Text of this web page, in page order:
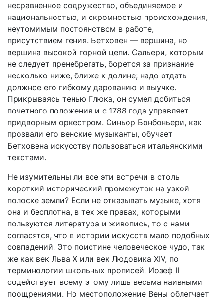
несравненное содружество, объединяемое и
национальностью, и скромностью происхождения,
неутомимым постоянством в работе,
присутствием гения. Бетховен — вершина, но
вершина высокой горной цепи. Сальери, которым
не следует пренебрегать, борется за признание
несколько ниже, ближе к долине; надо отдать
должное его гибкому дарованию и выучке.
Прикрываясь тенью Глюка, он сумел добиться
почетного положения и с 1788 года управляет
придворным оркестром. Синьор Бонбоньери, как
прозвали его венские музыканты, обучает
Бетховена искусству пользоваться итальянскими
текстами.
Не изумительны ли все эти встречи в столь
короткий исторический промежуток на узкой
полоске земли? Если не отказывать музыке, хотя
она и бесплотна, в тех же правах, которыми
пользуются литература и живопись, то с нами
согласятся, что в истории искусств мало подобных
совпадений. Это поистине человеческое чудо, так
же как век Льва X или век Людовика XIV, по
терминологии школьных прописей. Иозеф II
содействует всему этому лишь весьма наивными
поощрениями. Но местоположение Вены облегчает